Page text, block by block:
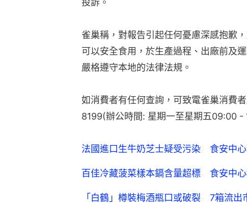
投訴。
雀巢稱，對報告引起任何憂慮深感抱歉
可以安全食用，於生產過程、出廠前及
嚴格遵守本地的法律法規。
如消費者有任何查詢，可致電雀巢消費
8199(辦公時間: 星期一至星期五09:00 -
法國進口生牛奶芝士疑受污染 食安中
百佳冷藏菠菜樣本鎘含量超標 食安中
「白鶴」樽裝梅酒瓶口或破裂 7箱流